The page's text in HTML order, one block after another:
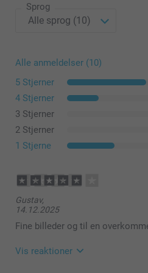
Sprog
Alle anmeldelser (10)
5 Stjerner
4 Stjerner
3 Stjerner
2 Stjerner
1 Stjerne
Gustav,
14.12.2025
Fine billeder og til en
Vis reaktioner